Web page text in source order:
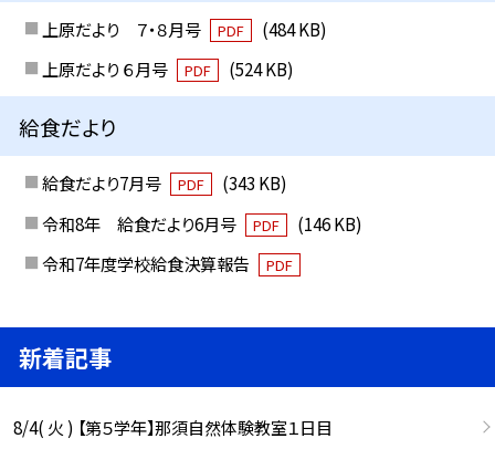
上原だより ７・８月号 PDF
(484 KB)
上原だより ６月号
PDF (524 KB)
給食だより
給食だより7月号 PDF
(343 KB)
令和8年 給食だより6月号
PDF
(146 KB)
令和7年度学校給食決算報告
PDF
新着記事
8/4( 火 ) 【第５学年】那須自然体験教室１日目